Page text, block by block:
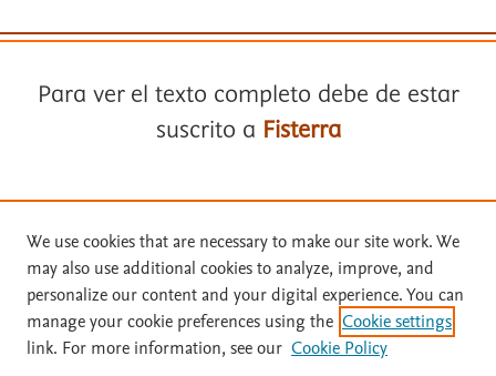
Términos y condiciones
Política de privacidad
Copyright ©2026Elsevier España SLU, sus licenciantes y
colaboradores. Se reservan todos los derechos, incluidos los de minería
de texto y datos, entrenamiento de IA y tecnologías similares. Página
actualizada en: .
Para ver el texto completo debe de estar
suscrito a Fisterra
Solicite una prueba gratuita
We use cookies that are necessary to make our site work. We
may also use additional cookies to analyze, improve, and
personalize our content and your digital experience. You can
manage your cookie preferences using the Cookie settings
link. For more information, see our Cookie Policy